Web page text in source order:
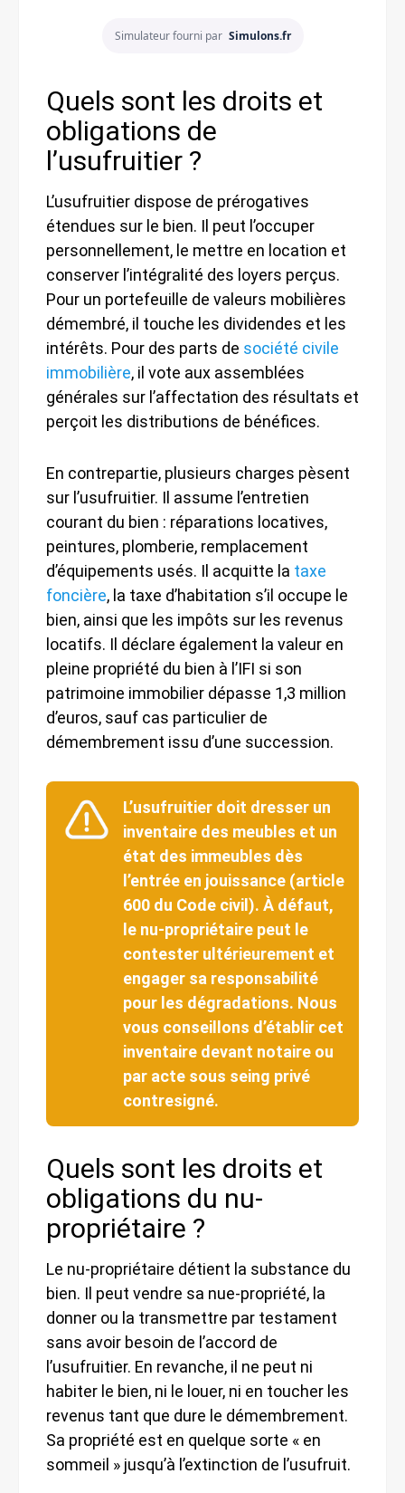
Simulateur fourni par Simulons.fr
Quels sont les droits et
obligations de
l’usufruitier ?
L’usufruitier dispose de prérogatives
étendues sur le bien. Il peut l’occuper
personnellement, le mettre en location et
conserver l’intégralité des loyers perçus.
Pour un portefeuille de valeurs mobilières
démembré, il touche les dividendes et les
intérêts. Pour des parts de société civile
immobilière, il vote aux assemblées
générales sur l’affectation des résultats et
perçoit les distributions de bénéfices.
En contrepartie, plusieurs charges pèsent
sur l’usufruitier. Il assume l’entretien
courant du bien : réparations locatives,
peintures, plomberie, remplacement
d’équipements usés. Il acquitte la taxe
foncière, la taxe d’habitation s’il occupe le
bien, ainsi que les impôts sur les revenus
locatifs. Il déclare également la valeur en
pleine propriété du bien à l’IFI si son
patrimoine immobilier dépasse 1,3 million
d’euros, sauf cas particulier de
démembrement issu d’une succession.
L’usufruitier doit dresser un
inventaire des meubles et un
état des immeubles dès
l’entrée en jouissance (article
600 du Code civil). À défaut,
le nu-propriétaire peut le
contester ultérieurement et
engager sa responsabilité
pour les dégradations. Nous
vous conseillons d’établir cet
inventaire devant notaire ou
par acte sous seing privé
contresigné.
Quels sont les droits et
obligations du nu-
propriétaire ?
Le nu-propriétaire détient la substance du
bien. Il peut vendre sa nue-propriété, la
donner ou la transmettre par testament
sans avoir besoin de l’accord de
l’usufruitier. En revanche, il ne peut ni
habiter le bien, ni le louer, ni en toucher les
revenus tant que dure le démembrement.
Sa propriété est en quelque sorte « en
sommeil » jusqu’à l’extinction de l’usufruit.